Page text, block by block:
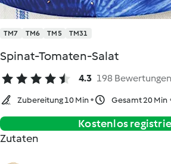
TM7 TM6 TM5 TM31
Spinat-Tomaten-Salat
4.3 198 Bewertungen
Zubereitung 10 Min Gesamt 20 Min
Kostenlos
Zutaten